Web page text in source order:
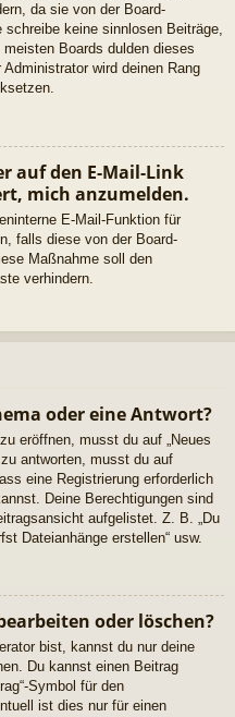
da sie von der Board-
keine sinnlosen Beiträge,
Boards dulden dieses
wird deinen Rang
auf den E-Mail-Link
mich anzumelden.
E-Mail-Funktion für
falls diese von der Board-
Maßnahme soll den
verhindern.
oder eine Antwort?
eröffnen, musst du auf „Neues
antworten, musst du auf
eine Registrierung erforderlich
Deine Berechtigungen sind
aufgelistet. Z. B. „Du
Dateianhänge erstellen“ usw.
oder löschen?
bist, kannst du nur deine
Du kannst einen Beitrag
Symbol für den
ist dies nur für einen